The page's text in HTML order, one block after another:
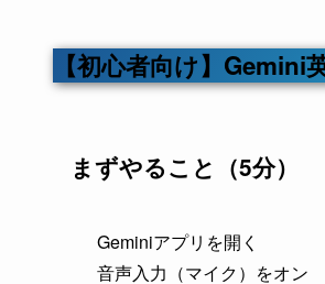
【初心者向け】Gemini
まずやること（5分）
Geminiアプリを開く
音声入力（マイク）をオン